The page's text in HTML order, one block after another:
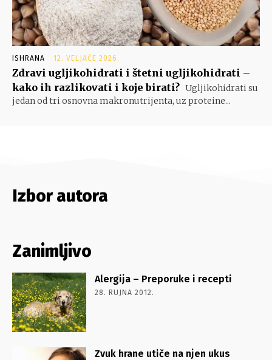
ISHRANA 12. VELJAČE 2026.
Zdravi ugljikohidrati i štetni ugljikohidrati –
kako ih razlikovati i koje birati? Ugljikohidrati su
jedan od tri osnovna makronutrijenta, uz proteine...
Izbor autora
Zanimljivo
Alergija – Preporuke i recepti
28. RUJNA 2012.
Zvuk hrane utiče na njen ukus